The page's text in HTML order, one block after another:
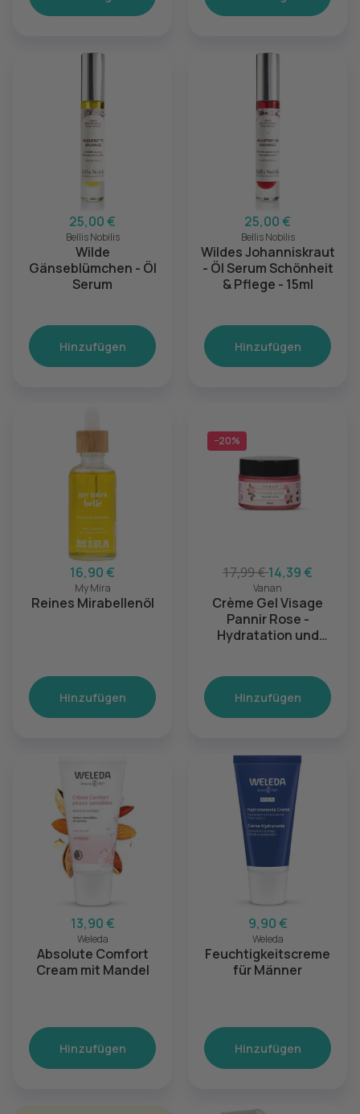
25,00 €
Bellis Nobilis
Wilde
Gänseblümchen - Öl
Serum
Hinzufügen
25,00 €
Bellis Nobilis
Wildes Johanniskraut
- Öl Serum Schönheit
& Pflege - 15ml
Hinzufügen
16,90 €
My Mira
Reines Mirabellenöl
Hinzufügen
−20%
17,99 €14,39 €
Vanan
Crème Gel Visage
Pannir Rose -
Hydratation und
Hinzufügen
13,90 €
Weleda
Absolute Comfort
Cream mit Mandel
Hinzufügen
9,90 €
Weleda
Feuchtigkeitscreme
für Männer
Hinzufügen